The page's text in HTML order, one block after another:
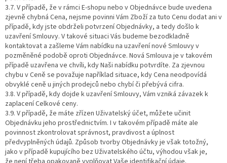
3.7. V případě, že v rámci E-shopu nebo v Objednávce bude uvedena
zjevně chybná Cena, nejsme povinni Vám Zboží za tuto Cenu dodat ani v
případě, kdy jste obdrželi potvrzení Objednávky, a tedy došlo k
uzavření Smlouvy. V takové situaci Vás budeme bezodkladně
kontaktovat a zašleme Vám nabídku na uzavření nové Smlouvy v
pozměněné podobě oproti Objednávce. Nová Smlouva je v takovém
případě uzavřena ve chvíli, kdy Naši nabídku potvrdíte. Za zjevnou
chybu v Ceně se považuje například situace, kdy Cena neodpovídá
obvyklé ceně u jiných prodejců nebo chybí či přebývá cifra.
3.8. V případě, kdy dojde k uzavření Smlouvy, Vám vzniká závazek k
zaplacení Celkové ceny.
3.9. V případě, že máte zřízen Uživatelský účet, můžete učinit
Objednávku jeho prostřednictvím. I v takovém případě máte ale
povinnost zkontrolovat správnost, pravdivost a úplnost
předvyplněných údajů. Způsob tvorby Objednávky je však totožný,
jako v případě kupujícího bez Uživatelského účtu, výhodou však je,